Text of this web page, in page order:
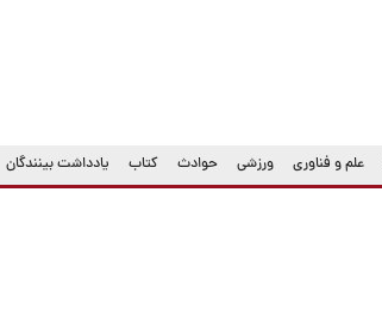
علم و فناوری ورزشی حوادث کتاب یادداشت بینندگان